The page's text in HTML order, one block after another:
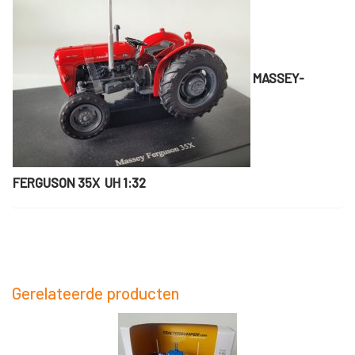
MASSEY-
FERGUSON 35X UH 1:32
Gerelateerde producten